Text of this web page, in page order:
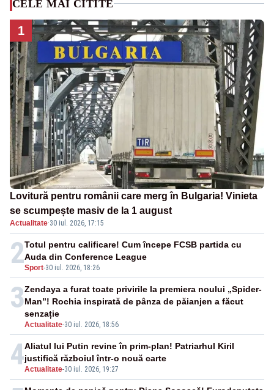
CELE MAI CITITE
1
Lovitură pentru românii care merg în Bulgaria! Vinieta
se scumpește masiv de la 1 august
Actualitate·30 iul. 2026, 17:15
2Sport-30 iul. 2026, 18:26
Totul pentru calificare! Cum începe FCSB partida cu
Auda din Conference League
3
Actualitate-30 iul. 2026, 18:56
Zendaya a furat toate privirile la premiera noului „Spider-
Man”! Rochia inspirată de pânza de păianjen a făcut
senzație
4Actualitate-30 iul. 2026, 19:27
Aliatul lui Putin revine în prim-plan! Patriarhul Kiril
justifică războiul într-o nouă carte